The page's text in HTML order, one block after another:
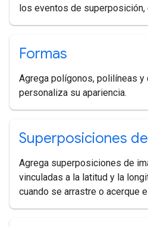
los eventos de superposición,
Formas
Agrega polígonos, polilíneas y
personaliza su apariencia.
Superposiciones
Agrega superposiciones de
vinculadas a la latitud y la
cuando se arrastre o acerque